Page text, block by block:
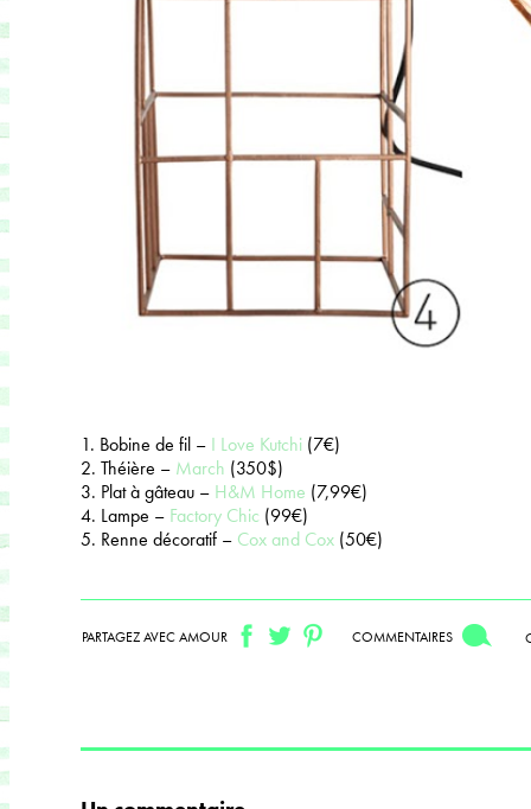
1. Bobine de fil – I Love Kutchi (7€)
2. Théière – March (350$)
3. Plat à gâteau – H&M Home (7,99€)
4. Lampe – Factory Chic (99€)
5. Renne décoratif – Cox and Cox (50€)
PARTAGEZ AVEC AMOUR COMMENTAIRES